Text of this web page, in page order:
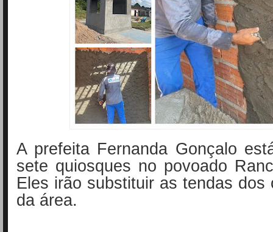
A prefeita Fernanda Gonçalo
sete quiosques no povoado
Eles irão substituir as tendas dos
da área.